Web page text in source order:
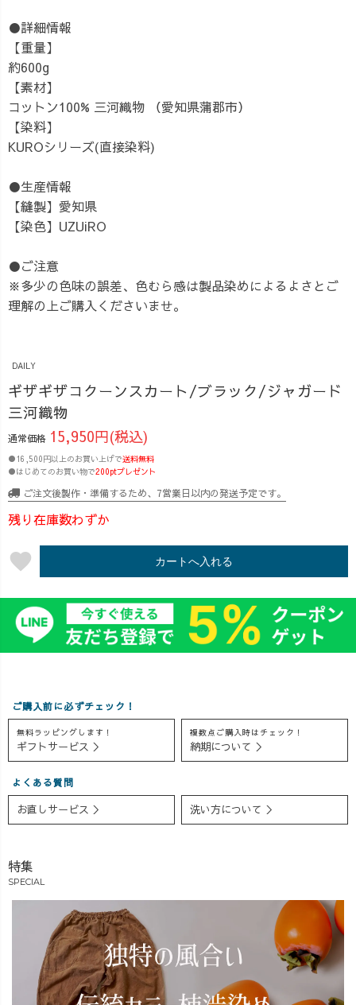
●詳細情報
【重量】
約600g
【素材】
コットン100% 三河織物 （愛知県蒲郡市）
【染料】
KUROシリーズ(直接染料)
●生産情報
【縫製】愛知県
【染色】UZUiRO
●ご注意
※多少の色味の誤差、色むら感は製品染めによるよさとご
理解の上ご購入くださいませ。
DAILY
ギザギザコクーンスカート/ブラック/ジャガード
三河織物
通常価格 15,950円(税込)
●16,500円以上のお買い上げで送料無料
●はじめてのお買い物で200ptプレゼント
ご注文後製作・準備するため、7営業日以内の発送予定です。
残り在庫数わずか
favorite カートへ入れる
ご購入前に必ずチェック！
無料ラッピングします！
ギフトサービス ＞
複数点ご購入時はチェック！
納期について ＞
よくある質問
お直しサービス ＞ 洗い方について ＞
特集
SPECIAL